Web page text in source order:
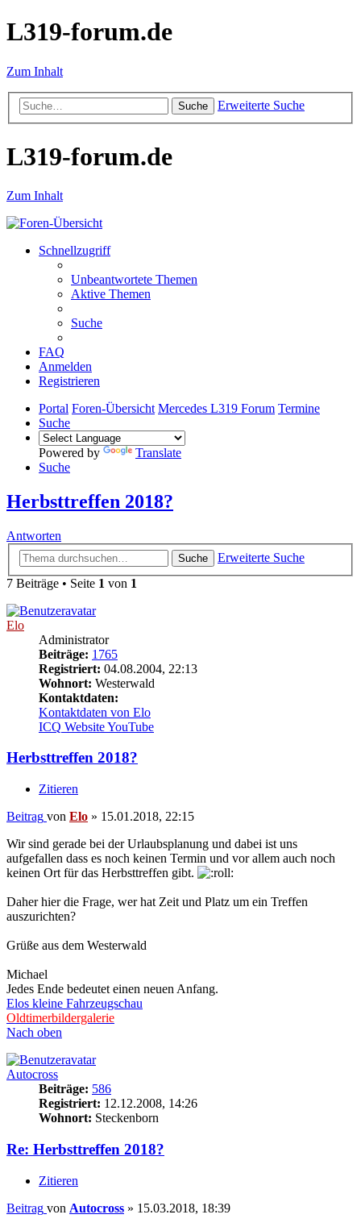
L319-forum.de
Zum Inhalt
Suche Erweiterte Suche
L319-forum.de
Zum Inhalt
Schnellzugriff
Unbeantwortete Themen
Aktive Themen
Suche
FAQ
Anmelden
Registrieren
Portal Foren-Übersicht Mercedes L319 Forum Termine
Suche
Powered by
Translate
Suche
Herbsttreffen 2018?
Antworten
Suche
Erweiterte Suche
7 Beiträge • Seite 1 von 1
Elo
Administrator
Beiträge: 1765
Registriert: 04.08.2004, 22:13
Wohnort: Westerwald
Kontaktdaten:
Kontaktdaten von Elo
ICQ WebsiteYouTube
Herbsttreffen 2018?
Zitieren
Beitrag von Elo » 15.01.2018, 22:15
Wir sind gerade bei der Urlaubsplanung und dabei ist uns
aufgefallen dass es noch keinen Termin und vor allem auch noch
keinen Ort für das Herbsttreffen gibt.
Daher hier die Frage, wer hat Zeit und Platz um ein Treffen
auszurichten?
Grüße aus dem Westerwald
Michael
Jedes Ende bedeutet einen neuen Anfang.
Elos kleine Fahrzeugschau
Oldtimerbildergalerie
Nach oben
Autocross
Beiträge: 586
Registriert: 12.12.2008, 14:26
Wohnort: Steckenborn
Re: Herbsttreffen 2018?
Zitieren
Beitrag von Autocross » 15.03.2018, 18:39